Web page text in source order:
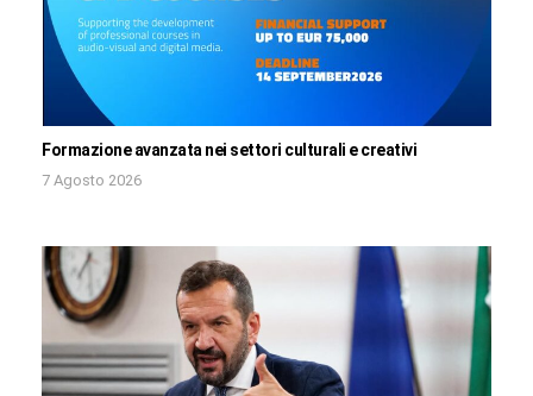
Formazione avanzata nei settori culturali e creativi
7 Agosto 2026